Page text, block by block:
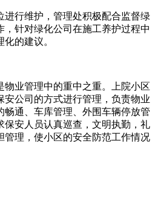
进行维护，管理处积极配合监督绿
针对绿化公司在施工养护过程中
的建议。
物业管理中的重中之重。上院小区
安公司的方式进行管理，负责物业
畅通、车库管理、外围车辆停放管
保安人员认真巡查，文明执勤，礼
管理，使小区的安全防范工作情况